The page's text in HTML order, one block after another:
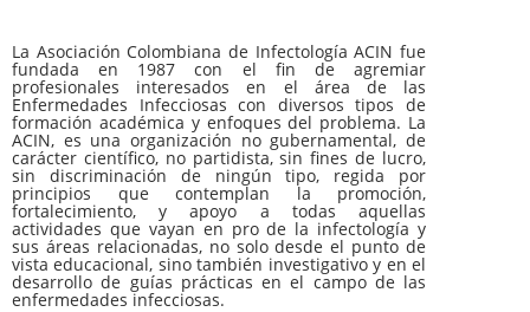
La Asociación Colombiana de Infectología ACIN fue
fundada en 1987 con el fin de agremiar
profesionales interesados en el área de las
Enfermedades Infecciosas con diversos tipos de
formación académica y enfoques del problema. La
ACIN, es una organización no gubernamental, de
carácter científico, no partidista, sin fines de lucro,
sin discriminación de ningún tipo, regida por
principios que contemplan la promoción,
fortalecimiento, y apoyo a todas aquellas
actividades que vayan en pro de la infectología y
sus áreas relacionadas, no solo desde el punto de
vista educacional, sino también investigativo y en el
desarrollo de guías prácticas en el campo de las
enfermedades infecciosas.